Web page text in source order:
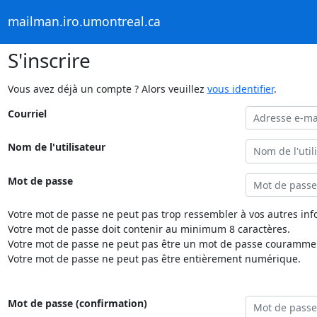
mailman.iro.umontreal.ca
S'inscrire
Vous avez déjà un compte ? Alors veuillez vous identifier.
Courriel
Nom de l'utilisateur
Mot de passe
Votre mot de passe ne peut pas trop ressembler à vos autres
Votre mot de passe doit contenir au minimum 8 caractères.
Votre mot de passe ne peut pas être un mot de passe
Votre mot de passe ne peut pas être entièrement numérique.
Mot de passe (confirmation)